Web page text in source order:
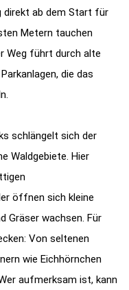
direkt ab dem Start für
Metern tauchen
Weg führt durch alte
die das
schlängelt sich der
Waldgebiete. Hier
öffnen sich kleine
Gräser wachsen. Für
Von seltenen
wie Eichhörnchen
aufmerksam ist, kann